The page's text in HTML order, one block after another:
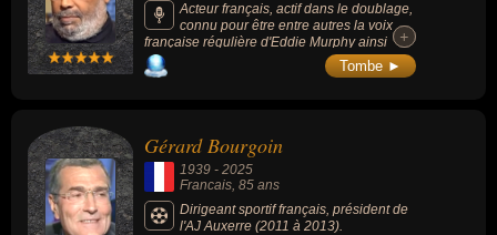
Acteur français, actif dans le doublage,
connu pour être entre autres la voix
française régulière d'Eddie Murphy ainsi
qu'une voix récurrente de Morgan Freeman
ou d'autres acteurs afro-américains dont
Rafiki dans la série de films « Le Roi lion »,
de L'Âne dans la série de films « Shrek » et
de Aku à partir de la seconde saison de la
série « Samurai Jack ».
+
+
Tombe ►
Gérard Bourgoin
1939 - 2025
Francais, 85 ans
Dirigeant sportif français, président de
l'AJ Auxerre (2011 à 2013).